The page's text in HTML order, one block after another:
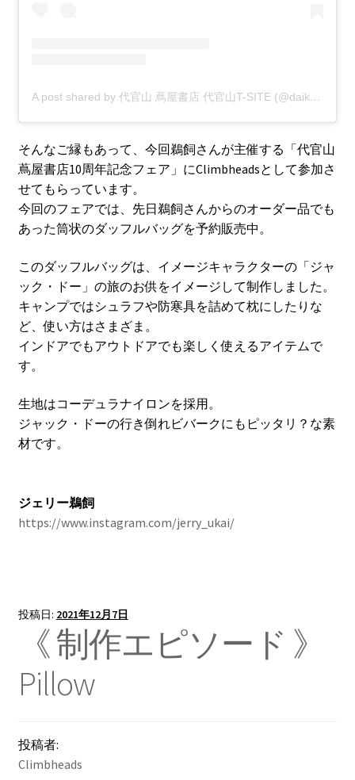
A post shared by 代官山 蔦屋書店 代官山T-SITE (@daikanyama.tsutaya)
そんなご縁もあって、今回鵜飼さんが主催する「代官山
蔦屋書店10周年記念フェア」にClimbheadsとして参加さ
せてもらっています。
今回のフェアでは、先日鵜飼さんからのオーダー品でも
あった筒状のダッフルバッグを予約販売中。
このダッフルバッグは、イメージキャラクターの「ジャ
ック・ドー」の旅のお供をイメージして制作しました。
キャンプではシュラフや防寒具を詰めて枕にしたりな
ど、使い方はさまざま。
インドアでもアウトドアでも楽しく使えるアイテムで
す。
生地はコーデュラナイロンを採用。
ジャック・ドーの行き倒れビバークにもピッタリ？な素
材です。
ジェリー鵜飼
https://www.instagram.com/jerry_ukai/
投稿日: 2021年12月7日
《 制作エピソード 》
Pillow
投稿者:
Climbheads